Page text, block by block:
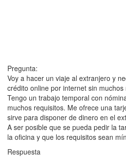
Pregunta:
Voy a hacer un viaje al extranjero y
crédito online por internet sin muchos
Tengo un trabajo temporal con
muchos requisitos. Me ofrece una
sirve para disponer de dinero en el
A ser posible que se pueda pedir la
la oficina y que los requisitos sean
Respuesta